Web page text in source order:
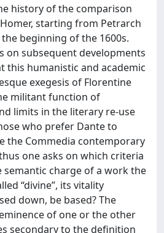
history of the comparison
starting from Petrarch
beginning of the 1600s.
on subsequent developments
this humanistic and academic
exegesis of Florentine
militant function of
limits in the literary re-use
who prefer Dante to
the Commedia contemporary
one asks on which criteria
semantic charge of a work the
“divine”, its vitality
down, be based? The
of one or the other
secondary to the definition